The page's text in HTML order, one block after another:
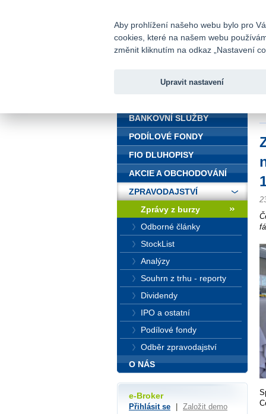
Fio banka
BANKOVNÍ SLUŽBY
PODÍLOVÉ FONDY
FIO DLUHOPISY
AKCIE A OBCHODOVÁNÍ
ZPRAVODAJSTVÍ
Zprávy z burzy
Odborné články
StockList
Analýzy
Souhrn z trhu - reporty
Dividendy
IPO a ostatní
Podílové fondy
Odběr zpravodajství
O NÁS
e-Broker
Přihlásit se Založit demo
Aby prohlížení našeho webu bylo pro
cookies, které na našem webu
změnit kliknutím na odkaz „Nastavení
Upravit nastavení